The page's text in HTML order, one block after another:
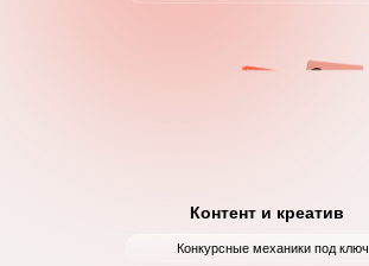
Контент и креатив
Конкурсные механики под ключ